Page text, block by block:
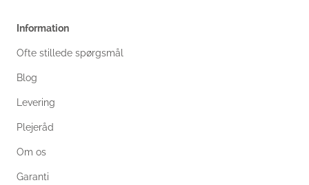
Information
Ofte stillede spørgsmål
Blog
Levering
Plejeråd
Om os
Garanti